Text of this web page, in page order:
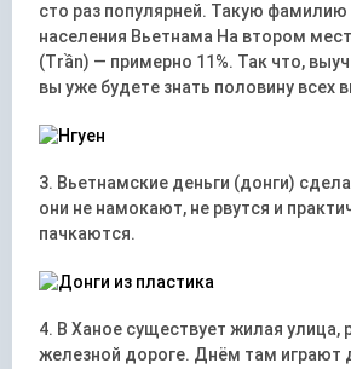
сто раз популярней. Такую фамилию
населения Вьетнама На втором
(Trần) — примерно 11%. Так что,
вы уже будете знать половину всех
3. Вьетнамские деньги (донги)
они не намокают, не рвутся и
пачкаются.
4. В Ханое существует жилая улица,
железной дороге. Днём там играют